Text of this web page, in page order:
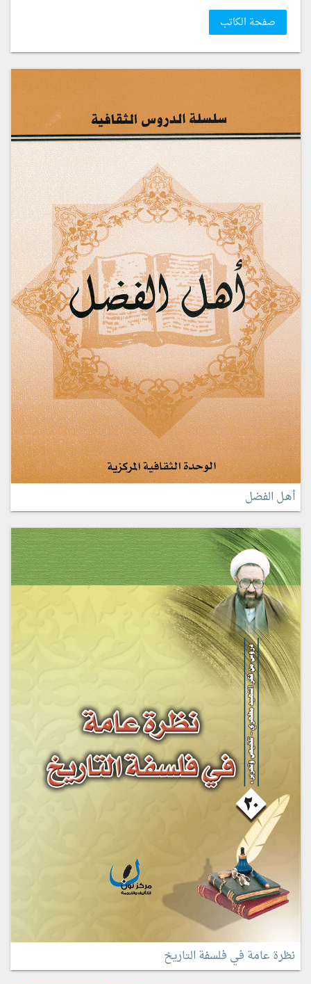
صفحة الكاتب
أهـل الفضل
نظرة عامة في فلسفة التاريخ